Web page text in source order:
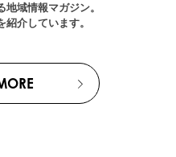
域情報マガジン。
介しています。